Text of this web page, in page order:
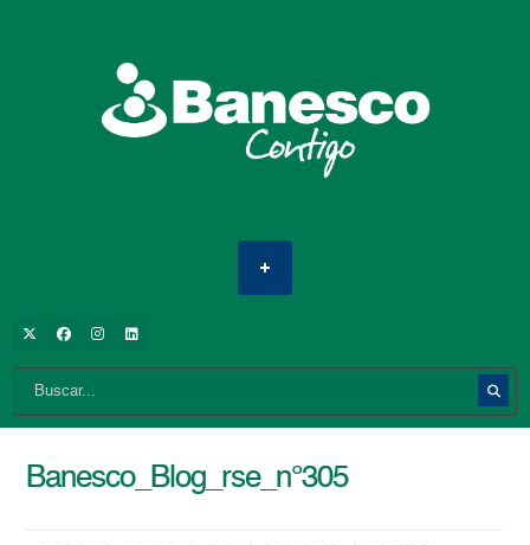
Banesco_Blog_rse_n°305